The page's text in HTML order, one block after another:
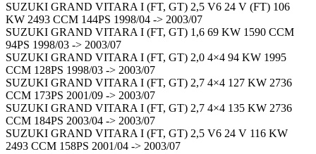
SUZUKI GRAND VITARA I (FT, GT) 2,5 V6 24 V (FT) 106
KW 2493 CCM 144PS 1998/04 -> 2003/07
SUZUKI GRAND VITARA I (FT, GT) 1,6 69 KW 1590 CCM
94PS 1998/03 -> 2003/07
SUZUKI GRAND VITARA I (FT, GT) 2,0 4×4 94 KW 1995
CCM 128PS 1998/03 -> 2003/07
SUZUKI GRAND VITARA I (FT, GT) 2,7 4×4 127 KW 2736
CCM 173PS 2001/09 -> 2003/07
SUZUKI GRAND VITARA I (FT, GT) 2,7 4×4 135 KW 2736
CCM 184PS 2003/04 -> 2003/07
SUZUKI GRAND VITARA I (FT, GT) 2,5 V6 24 V 116 KW
2493 CCM 158PS 2001/04 -> 2003/07